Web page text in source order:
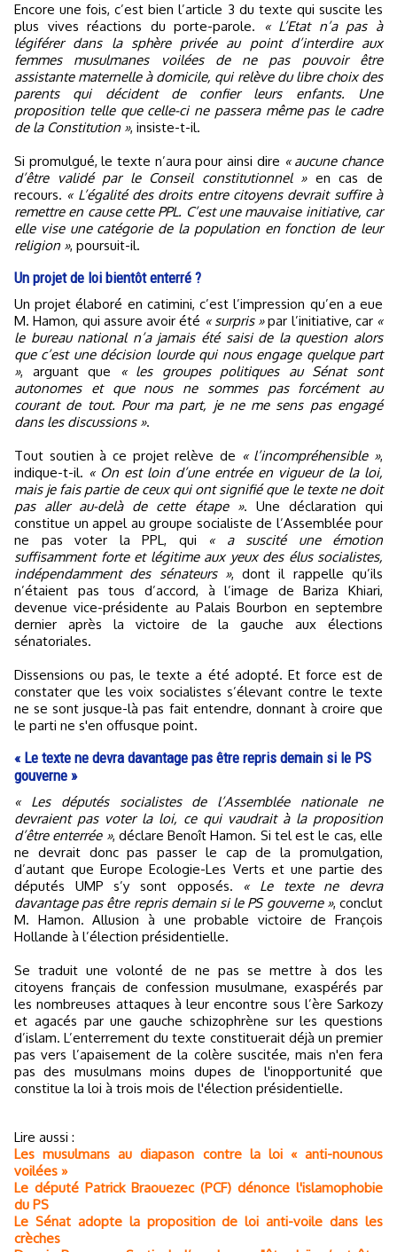
Encore une fois, c’est bien l’article 3 du texte qui suscite les
plus vives réactions du porte-parole.
« L’Etat n’a pas à
légiférer dans la sphère privée au point d’interdire aux
femmes musulmanes voilées de ne pas pouvoir être
assistante maternelle à domicile, qui relève du libre choix des
parents qui décident de confier leurs enfants. Une
proposition telle que celle-ci ne passera même pas le cadre
de la Constitution », insiste-t-il.
Si promulgué, le texte n’aura pour ainsi dire « aucune chance
d’être validé par le Conseil constitutionnel »en cas de
recours. « L’égalité des droits entre citoyens devrait suffire à
remettre en cause cette PPL. C’est une mauvaise initiative, car
elle vise une catégorie de la population en fonction de leur
religion », poursuit-il.
Un projet de loi bientôt enterré ?
Un projet élaboré en catimini, c’est l’impression qu’en a eue
M. Hamon, qui assure avoir été « surpris »par l’initiative, car «
le bureau national n’a jamais été saisi de la question alors
que c’est une décision lourde qui nous engage quelque part
», arguant que
« les groupes politiques au Sénat sont
autonomes et que nous ne sommes pas forcément au
courant de tout. Pour ma part, je ne me sens pas engagé
dans les discussions ».
Tout soutien à ce projet relève de « l’incompréhensible »,
indique-t-il. « On est loin d’une entrée en vigueur de la loi,
mais je fais partie de ceux qui ont signifié que le texte ne doit
pas aller au-delà de cette étape ». Une déclaration qui
constitue un appel au groupe socialiste de l’Assemblée pour
ne pas voter la PPL, qui
« a suscité une émotion
suffisamment forte et légitime aux yeux des élus socialistes,
indépendamment des sénateurs », dont il rappelle qu’ils
n’étaient pas tous d’accord, à l’image de Bariza Khiari,
devenue vice-présidente au Palais Bourbon en septembre
dernier après la victoire de la gauche aux élections
sénatoriales.
Dissensions ou pas, le texte a été adopté. Et force est de
constater que les voix socialistes s’élevant contre le texte
ne se sont jusque-là pas fait entendre, donnant à croire que
le parti ne s'en offusque point.
« Le texte ne devra davantage pas être repris demain si le PS
gouverne »
« Les députés socialistes de l’Assemblée nationale ne
devraient pas voter la loi, ce qui vaudrait à la proposition
d’être enterrée », déclare Benoît Hamon. Si tel est le cas, elle
ne devrait donc pas passer le cap de la promulgation,
d’autant que Europe Ecologie-Les Verts et une partie des
députés UMP s’y sont opposés. « Le texte ne devra
davantage pas être repris demain si le PS gouverne », conclut
M. Hamon. Allusion à une probable victoire de François
Hollande à l’élection présidentielle.
Se traduit une volonté de ne pas se mettre à dos les
citoyens français de confession musulmane, exaspérés par
les nombreuses attaques à leur encontre sous l’ère Sarkozy
et agacés par une gauche schizophrène sur les questions
d’islam. L’enterrement du texte constituerait déjà un premier
pas vers l’apaisement de la colère suscitée, mais n'en fera
pas des musulmans moins dupes de l'inopportunité que
constitue la loi à trois mois de l'élection présidentielle.
Lire aussi :
Les musulmans au diapason contre la loi « anti-nounous
voilées »
Le député Patrick Braouezec (PCF) dénonce l'islamophobie
du PS
Le Sénat adopte la proposition de loi anti-voile dans les
crèches